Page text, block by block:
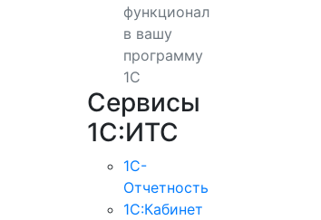
функционал
в вашу
программу
1С
Сервисы
1С:ИТС
1С-
Отчетность
1С:Кабинет